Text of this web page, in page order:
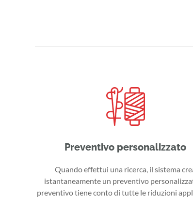
Preventivo personalizzato
Quando effettui una ricerca, il sistema
istantaneamente un preventivo
preventivo tiene conto di tutte le riduzioni